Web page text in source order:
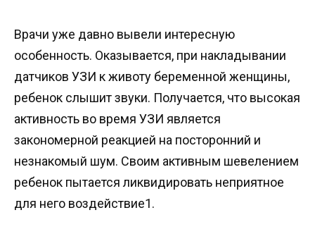
Врачи уже давно вывели интересную
особенность. Оказывается, при накладывании
датчиков УЗИ к животу беременной женщины,
ребенок слышит звуки. Получается, что высокая
активность во время УЗИ является
закономерной реакцией на посторонний и
незнакомый шум. Своим активным шевелением
ребенок пытается ликвидировать неприятное
для него воздействие1.